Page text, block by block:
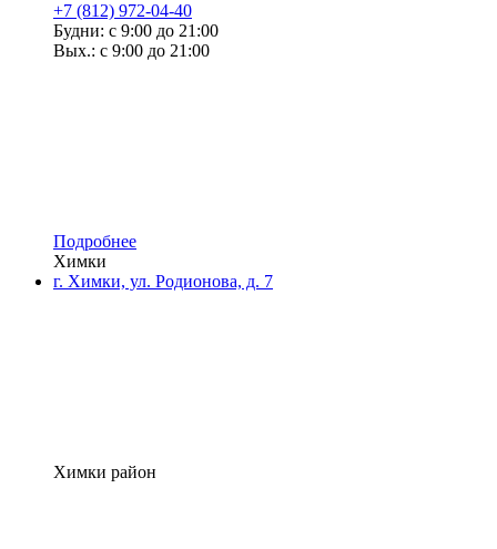
+7 (812) 972-04-40
Будни: с 9:00 до 21:00
Вых.: с 9:00 до 21:00
Подробнее
Химки
г. Химки, ул. Родионова, д. 7
Химки район